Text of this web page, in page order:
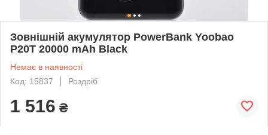
Зовнішній акумулятор PowerBank Yoobao
P20T 20000 mAh Black
Немає в наявності
Код: 15837
Роздріб
1 516 ₴